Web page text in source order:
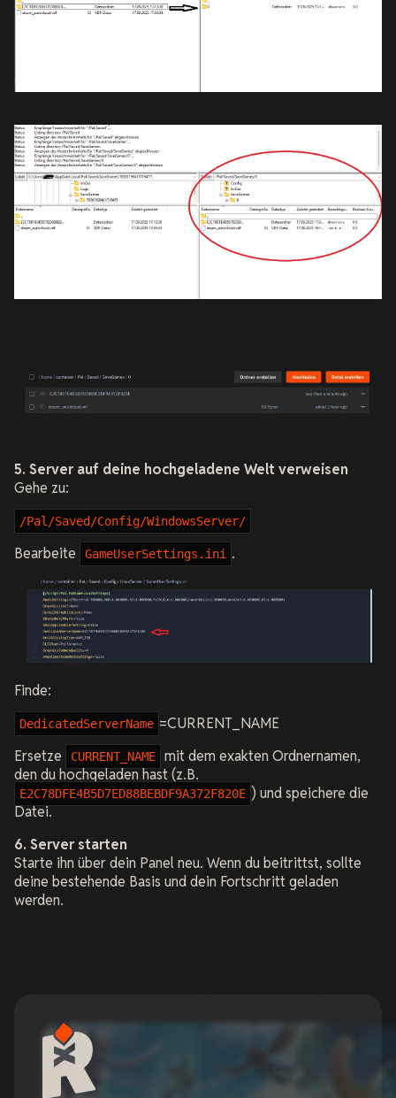
5. Server auf deine hochgeladene Welt verweisen
Gehe zu:
/Pal/Saved/Config/WindowsServer/
Bearbeite GameUserSettings.ini .
Finde:
DedicatedServerName =CURRENT_NAME
Ersetze
CURRENT_NAME
mit dem exakten Ordnernamen,
den du hochgeladen hast (z.B.
E2C78DFE4B5D7ED88BEBDF9A372F820E ) und speichere die
Datei.
6. Server starten
Starte ihn über dein Panel neu. Wenn du beitrittst, sollte
deine bestehende Basis und dein Fortschritt geladen
werden.